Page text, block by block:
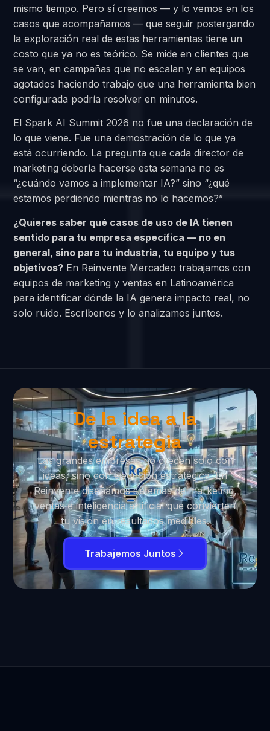
mismo tiempo. Pero sí creemos — y lo vemos en los
casos que acompañamos — que seguir postergando
la exploración real de estas herramientas tiene un
costo que ya no es teórico. Se mide en clientes que
se van, en campañas que no escalan y en equipos
agotados haciendo trabajo que una herramienta bien
configurada podría resolver en minutos.
El Spark AI Summit 2026 no fue una declaración de
lo que viene. Fue una demostración de lo que ya
está ocurriendo. La pregunta que cada director de
marketing debería hacerse esta semana no es
“¿cuándo vamos a implementar IA?” sino “¿qué
estamos perdiendo mientras no lo hacemos?”
¿Quieres saber qué casos de uso de IA tienen
sentido para tu empresa específica — no en
general, sino para tu industria, tu equipo y tus
objetivos? En Reinvente Mercadeo trabajamos con
equipos de marketing y ventas en Latinoamérica
para identificar dónde la IA genera impacto real, no
solo ruido. Escríbenos y lo analizamos juntos.
De la idea a la
estrategia
Las grandes empresas no crecen solo con
ideas, sino con ejecución estratégica. En
Reinvente diseñamos sistemas de marketing,
ventas e inteligencia artificial que convierten
tu visión en resultados medibles.
Trabajemos Juntos